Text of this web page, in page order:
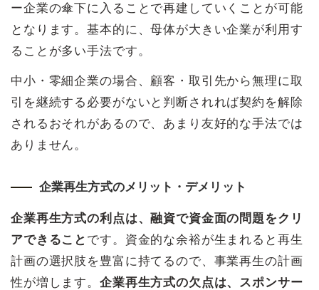
ー企業の傘下に入ることで再建していくことが可能
となります。基本的に、母体が大きい企業が利用す
ることが多い手法です。
中小・零細企業の場合、顧客・取引先から無理に取
引を継続する必要がないと判断されれば契約を解除
されるおそれがあるので、あまり友好的な手法では
ありません。
企業再生方式のメリット・デメリット
企業再生方式の利点は、融資で資金面の問題をクリ
アできること です。資金的な余裕が生まれると再生
計画の選択肢を豊富に持てるので、事業再生の計画
性が増します。 企業再生方式の欠点は、スポンサー